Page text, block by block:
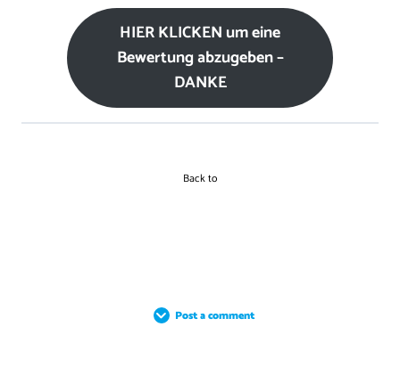
HIER KLICKEN um eine
Bewertung abzugeben –
DANKE
Back to
Post a comment